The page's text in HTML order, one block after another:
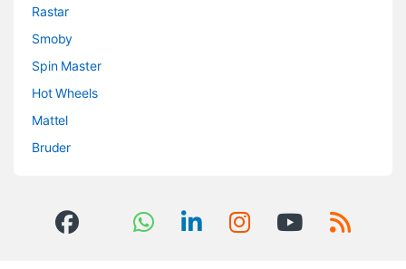
Rastar
Smoby
Spin Master
Hot Wheels
Mattel
Bruder